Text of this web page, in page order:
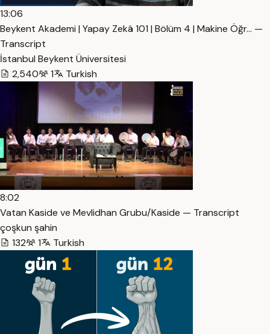
13:06
Beykent Akademi | Yapay Zekâ 101 | Bölüm 4 | Makine Öğr… —
Transcript
İstanbul Beykent Üniversitesi
2,540
1 Turkish
8:02
Vatan Kaside ve Mevlidhan Grubu/Kaside — Transcript
çoşkun şahin
132
1 Turkish